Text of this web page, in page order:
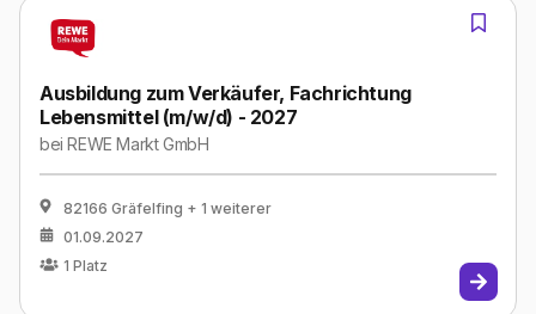
Ausbildung zum Verkäufer, Fachrichtung
Lebensmittel (m/w/d) - 2027
beiREWE Markt GmbH
82166 Gräfelfing + 1 weiterer
01.09.2027
1 Platz